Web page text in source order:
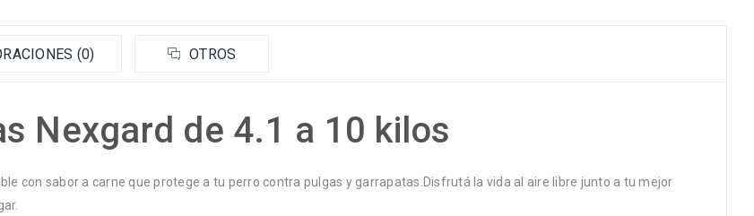
(0) OTROS
Nexgard de 4.1 a 10 kilos
con sabor a carne que protege a tu perro contra pulgas y garrapatas.Disfrutá la vida al aire libre junto a tu mejor